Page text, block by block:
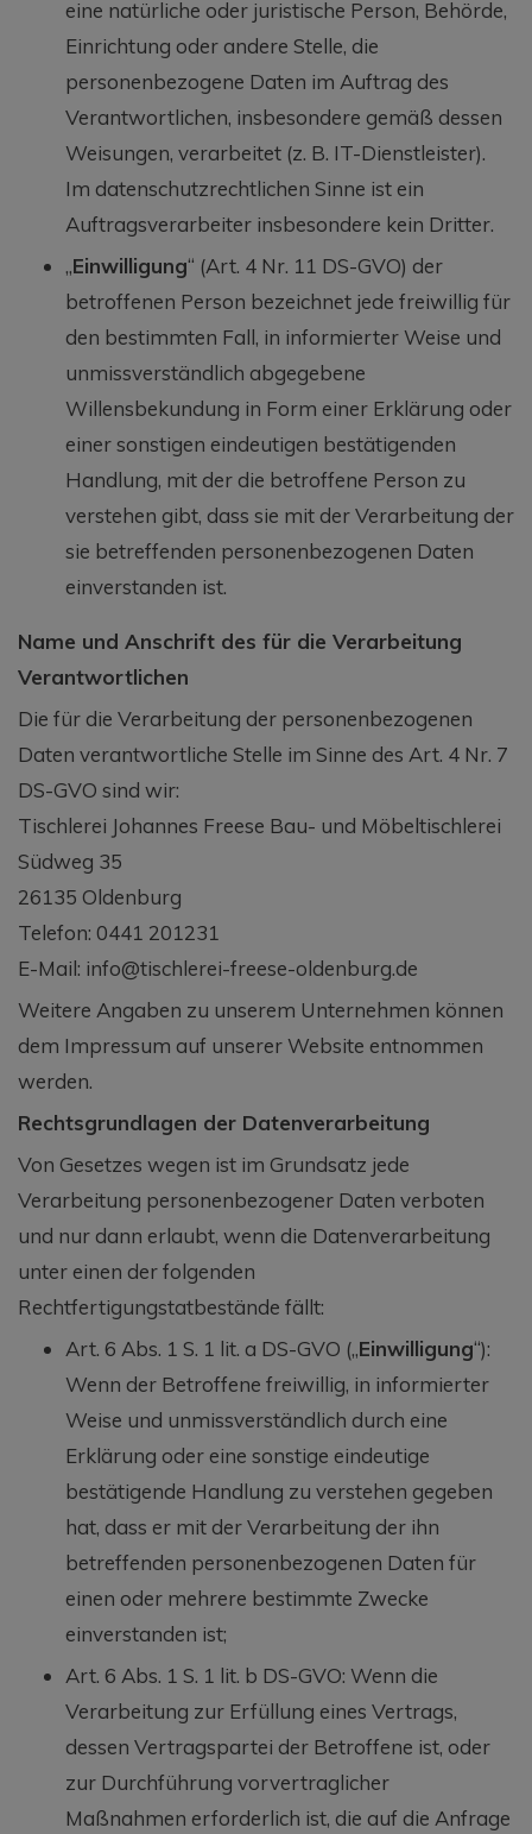
eine natürliche oder juristische Person, Behörde,
Einrichtung oder andere Stelle, die
personenbezogene Daten im Auftrag des
Verantwortlichen, insbesondere gemäß dessen
Weisungen, verarbeitet (z. B. IT-Dienstleister).
Im datenschutzrechtlichen Sinne ist ein
Auftragsverarbeiter insbesondere kein Dritter.
„Einwilligung“ (Art. 4 Nr. 11 DS-GVO) der
betroffenen Person bezeichnet jede freiwillig für
den bestimmten Fall, in informierter Weise und
unmissverständlich abgegebene
Willensbekundung in Form einer Erklärung oder
einer sonstigen eindeutigen bestätigenden
Handlung, mit der die betroffene Person zu
verstehen gibt, dass sie mit der Verarbeitung der
sie betreffenden personenbezogenen Daten
einverstanden ist.
Name und Anschrift des für die Verarbeitung
Verantwortlichen
Die für die Verarbeitung der personenbezogenen
Daten verantwortliche Stelle im Sinne des Art. 4 Nr. 7
DS-GVO sind wir:
Tischlerei Johannes Freese Bau- und Möbeltischlerei
Südweg 35
26135 Oldenburg
Telefon: 0441 201231
E-Mail: info@tischlerei-freese-oldenburg.de
Weitere Angaben zu unserem Unternehmen können
dem Impressum auf unserer Website entnommen
werden.
Rechtsgrundlagen der Datenverarbeitung
Von Gesetzes wegen ist im Grundsatz jede
Verarbeitung personenbezogener Daten verboten
und nur dann erlaubt, wenn die Datenverarbeitung
unter einen der folgenden
Rechtfertigungstatbestände fällt:
Art. 6 Abs. 1 S. 1 lit. a DS-GVO („Einwilligung“):
Wenn der Betroffene freiwillig, in informierter
Weise und unmissverständlich durch eine
Erklärung oder eine sonstige eindeutige
bestätigende Handlung zu verstehen gegeben
hat, dass er mit der Verarbeitung der ihn
betreffenden personenbezogenen Daten für
einen oder mehrere bestimmte Zwecke
einverstanden ist;
Art. 6 Abs. 1 S. 1 lit. b DS-GVO: Wenn die
Verarbeitung zur Erfüllung eines Vertrags,
dessen Vertragspartei der Betroffene ist, oder
zur Durchführung vorvertraglicher
Maßnahmen erforderlich ist, die auf die Anfrage